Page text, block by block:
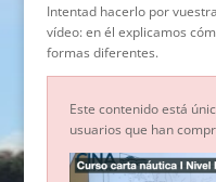
Intentad hacerlo por
vídeo: en él explicamos
formas diferentes.
Este contenido está
usuarios que han